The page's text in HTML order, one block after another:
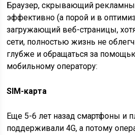
Браузер, скрывающий
эффективно (а порой и в
загружающий веб-страницы,
сети, полностью жизнь не
глубже и обращаться за
мобильному оператору:
SIM-карта
Еще 5-6 лет назад смартфоны и
поддерживали 4G, а потому